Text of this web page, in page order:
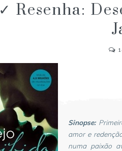
✓ Resenha:
Sinopse:
amor e
numa paixão